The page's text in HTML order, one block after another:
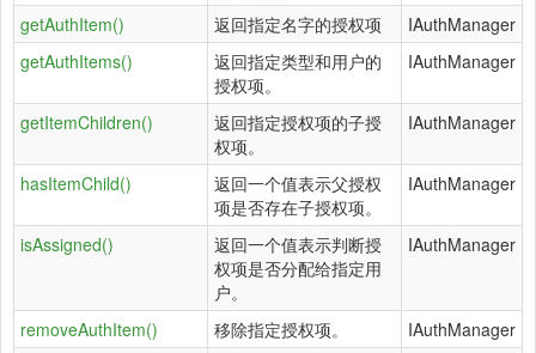
getAuthItem() 返回指定名字的授权项
IAuthManager
getAuthItems()
返回指定类型和用户的
授权项。
IAuthManager
getItemChildren()
返回指定授权项的子授
权项。
IAuthManager
hasItemChild()
返回一个值表示父授权
项是否存在子授权项。
IAuthManager
isAssigned()
返回一个值表示判断授
权项是否分配给指定用
户。
IAuthManager
removeAuthItem() 移除指定授权项。
IAuthManager